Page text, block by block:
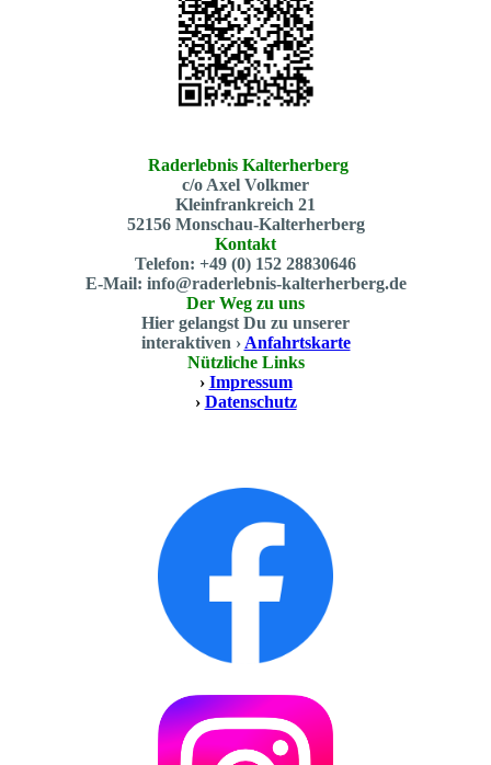
Raderlebnis Kalterherberg
c/o Axel Volkmer
Kleinfrankreich 21
52156 Monschau-Kalterherberg
Kontakt
Telefon: +49 (0) 152 28830646
E-Mail: info@raderlebnis-kalterherberg.de
Der Weg zu uns
Hier gelangst Du zu unserer
interaktiven › Anfahrtskarte
Nützliche Links
› Impressum
› Datenschutz